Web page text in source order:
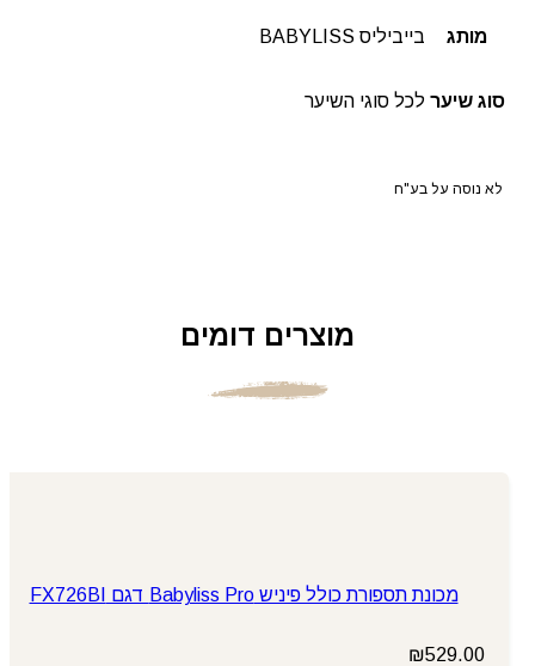
מותג בייביליס BABYLISS
סוג שיער לכל סוגי השיער
לא נוסה על בע"ח
מוצרים דומים
מכונת תספורת כולל פיניש Babyliss Pro דגם FX726BI
₪529.00